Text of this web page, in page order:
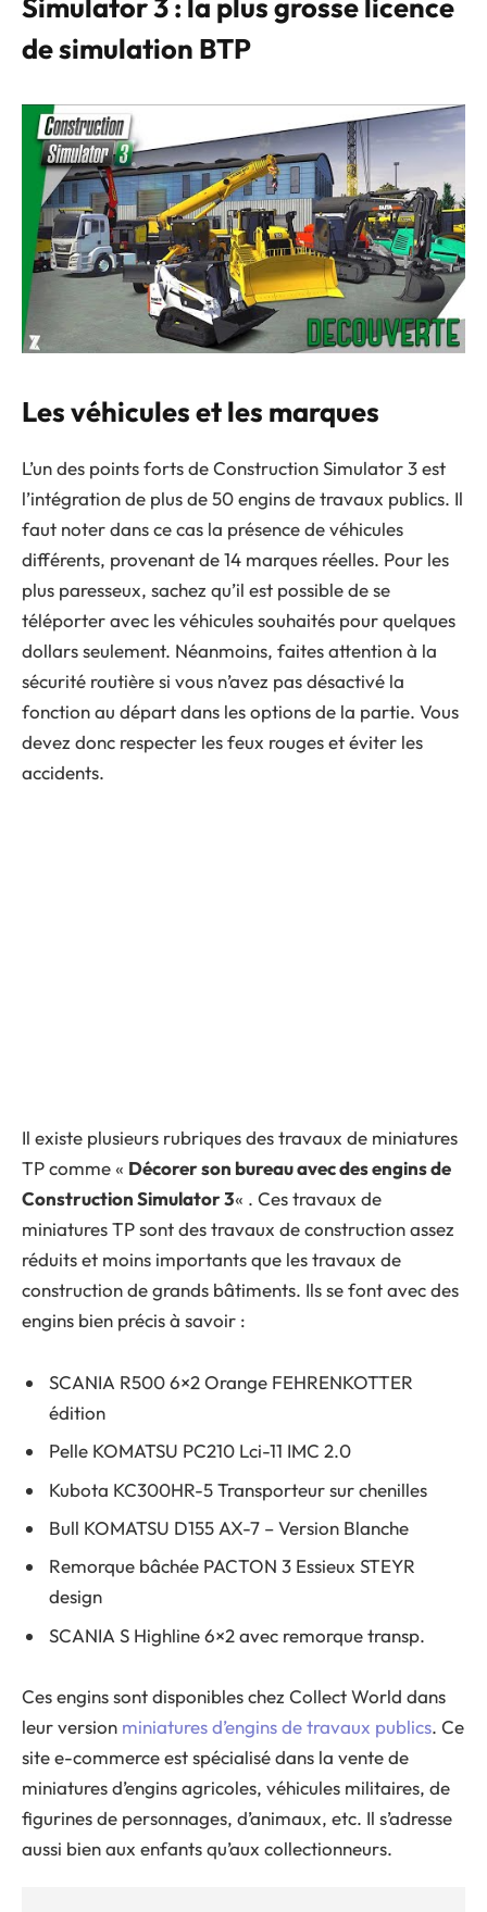
Simulator 3 : la plus grosse licence
de simulation BTP
Les véhicules et les marques
L’un des points forts de Construction Simulator 3 est
l’intégration de plus de 50 engins de travaux publics. Il
faut noter dans ce cas la présence de véhicules
différents, provenant de 14 marques réelles. Pour les
plus paresseux, sachez qu’il est possible de se
téléporter avec les véhicules souhaités pour quelques
dollars seulement. Néanmoins, faites attention à la
sécurité routière si vous n’avez pas désactivé la
fonction au départ dans les options de la partie. Vous
devez donc respecter les feux rouges et éviter les
accidents.
Il existe plusieurs rubriques des travaux de miniatures
TP comme « Décorer son bureau avec des engins de
Construction Simulator 3« . Ces travaux de
miniatures TP sont des travaux de construction assez
réduits et moins importants que les travaux de
construction de grands bâtiments. Ils se font avec des
engins bien précis à savoir :
SCANIA R500 6×2 Orange FEHRENKOTTER
édition
Pelle KOMATSU PC210 Lci-11 IMC 2.0
Kubota KC300HR-5 Transporteur sur chenilles
Bull KOMATSU D155 AX-7 – Version Blanche
Remorque bâchée PACTON 3 Essieux STEYR
design
SCANIA S Highline 6×2 avec remorque transp.
Ces engins sont disponibles chez Collect World dans
leur version miniatures d’engins de travaux publics. Ce
site e-commerce est spécialisé dans la vente de
miniatures d’engins agricoles, véhicules militaires, de
figurines de personnages, d’animaux, etc. Il s’adresse
aussi bien aux enfants qu’aux collectionneurs.